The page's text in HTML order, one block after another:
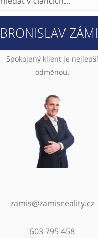
BRONISLAV
Spokojený klient je nejlepší
odměnou.
zamis@zamisreality.cz
603 795 458